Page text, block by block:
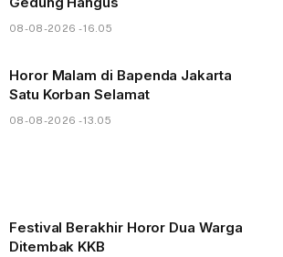
08-08-2026 - 16.05
Horor Malam di Bapenda Jakarta
Satu Korban Selamat
08-08-2026 - 13.05
Festival Berakhir Horor Dua Warga
Ditembak KKB